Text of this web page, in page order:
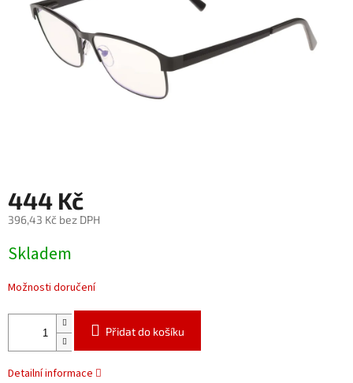
444 Kč
396,43 Kč bez DPH
cena:
Skladem
Možnosti doručení
Přidat do košíku
Detailní informace